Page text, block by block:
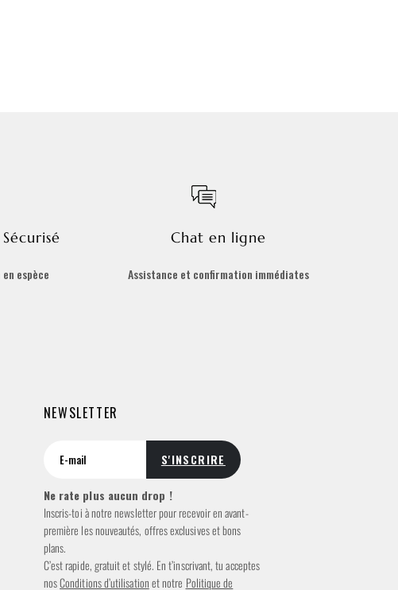
espèce
Chat en ligne
Assistance et confirmation immédiates
NEWSLETTER
Ne rate plus aucun drop !
Inscris-toi à notre newsletter pour recevoir en avant-
première les nouveautés, offres exclusives et bons
plans.
C’est rapide, gratuit et stylé. En t’inscrivant, tu acceptes
nosConditions d’utilisationet notre Politique de